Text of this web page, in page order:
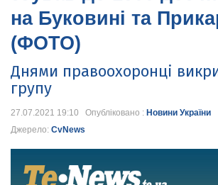
на Буковині та
(ФОТО)
Днями правоохоронці
групу
27.07.2021 19:10 Опубліковано : Новини України
Джерело: CvNews